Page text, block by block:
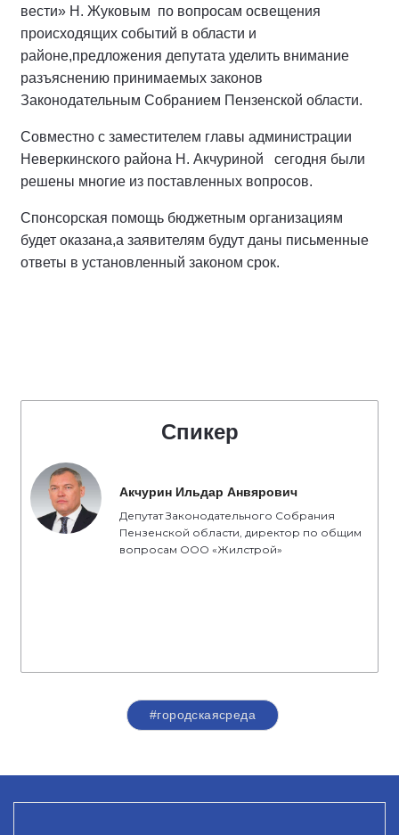
вести» Н. Жуковым по вопросам освещения
происходящих событий в области и
районе,предложения депутата уделить внимание
разъяснению принимаемых законов
Законодательным Собранием Пензенской области.
Совместно с заместителем главы администрации
Неверкинского района Н. Акчуриной сегодня были
решены многие из поставленных вопросов.
Спонсорская помощь бюджетным организациям
будет оказана,а заявителям будут даны письменные
ответы в установленный законом срок.
Спикер
Акчурин Ильдар Анвярович
Депутат Законодательного Собрания
Пензенской области, директор по общим
вопросам ООО «Жилстрой»
#городскаясреда